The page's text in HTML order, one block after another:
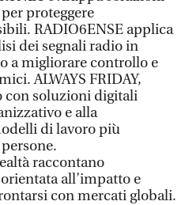
proteggere
RADIO6ENSE applica
dei segnali radio in
a migliorare controllo e
ALWAYS FRIDAY,
con soluzioni digitali
e alla
di lavoro più
raccontano
all’impatto e
con mercati globali.